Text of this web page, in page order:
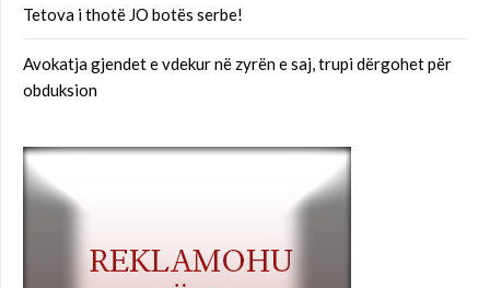
Tetova i thotë JO botës serbe!
Avokatja gjendet e vdekur në zyrën e saj, trupi dërgohet për
obduksion